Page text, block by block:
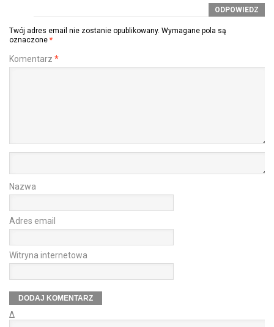
ODPOWIEDZ
Twój adres email nie zostanie opublikowany. Wymagane pola są
oznaczone *
Komentarz *
Nazwa
Adres email
Witryna internetowa
Δ